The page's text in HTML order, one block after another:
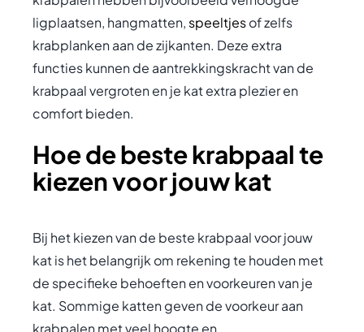
ligplaatsen, hangmatten, speeltjesof zelfs
krabplanken aan de zijkanten. Deze extra
functies kunnen de aantrekkingskracht van de
krabpaal vergroten en je kat extra plezier en
comfort bieden.
Hoe de beste krabpaal te
kiezen voor jouw kat
Bij het kiezen van de beste krabpaal voor jouw
kat is het belangrijk om rekening te houden met
de specifieke behoeften en voorkeuren van je
kat. Sommige katten geven de voorkeur aan
krabpalen met veel hoogte en